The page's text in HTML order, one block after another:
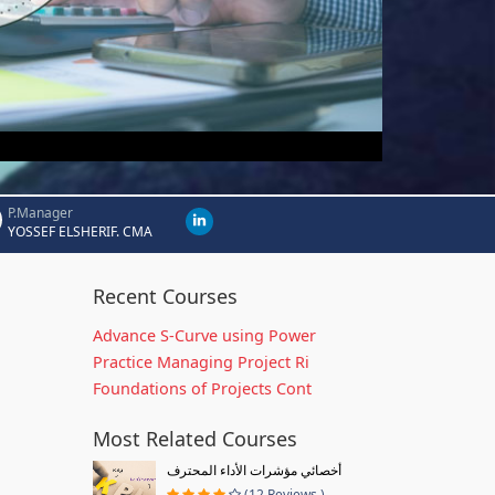
P.Manager
YOSSEF ELSHERIF. CMA
Recent Courses
Advance S-Curve using Power
Practice Managing Project Ri
Foundations of Projects Cont
Most Related Courses
أخصائي مؤشرات الأداء المحترف